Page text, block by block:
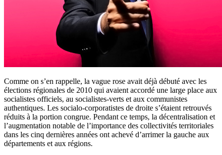
Comme on s’en rappelle, la vague rose avait déjà débuté avec les
élections régionales de 2010 qui avaient accordé une large place aux
socialistes officiels, au socialistes-verts et aux communistes
authentiques. Les socialo-corporatistes de droite s’étaient retrouvés
réduits à la portion congrue. Pendant ce temps, la décentralisation et
l’augmentation notable de l’importance des collectivités territoriales
dans les cinq dernières années ont achevé d’arrimer la gauche aux
départements et aux régions.